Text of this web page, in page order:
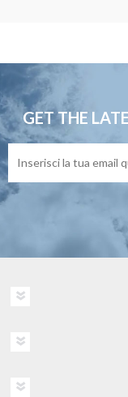
GET THE